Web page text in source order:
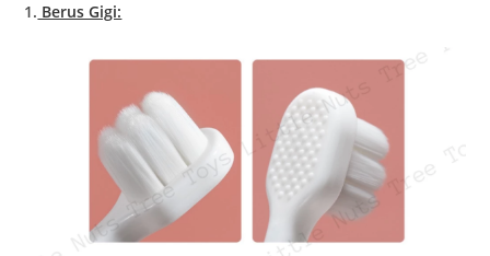
1. Berus Gigi: